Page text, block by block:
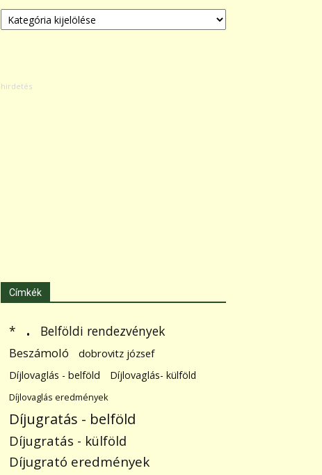
Kategóriák
Címkék
* . Belföldi rendezvények
Beszámoló dobrovitz józsef
Díjlovaglás - belföld Díjlovaglás- külföld
Díjlovaglás eredmények
Díjugratás - belföld
Díjugratás - külföld
Díjugrató eredmények